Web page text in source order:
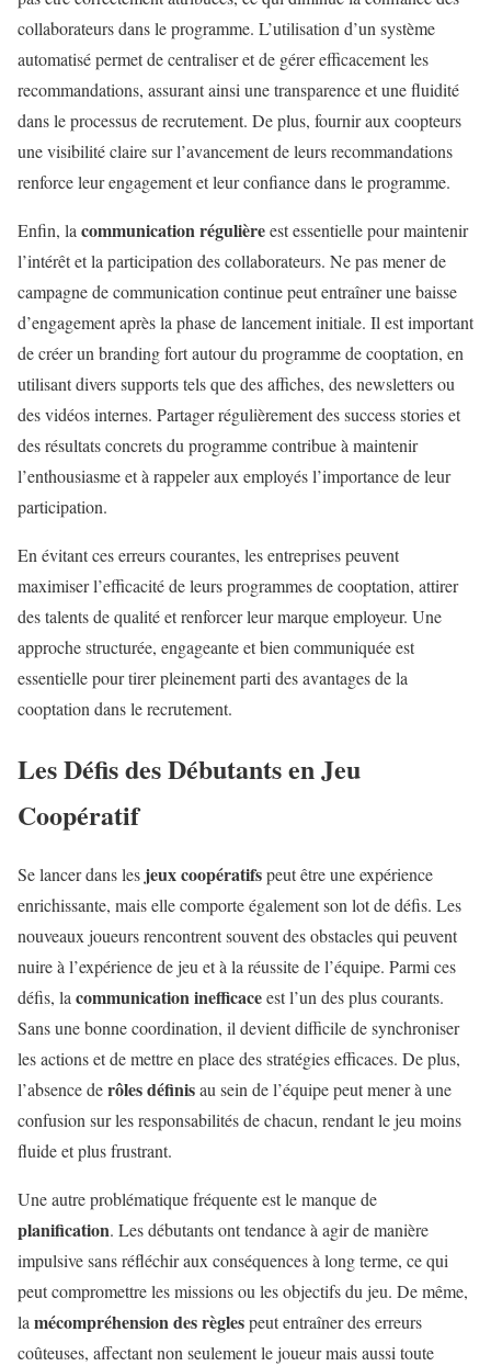
collaborateurs dans le programme. L’utilisation d’un système
automatisé permet de centraliser et de gérer efficacement les
recommandations, assurant ainsi une transparence et une fluidité
dans le processus de recrutement. De plus, fournir aux coopteurs
une visibilité claire sur l’avancement de leurs recommandations
renforce leur engagement et leur confiance dans le programme.
Enfin, la communication régulièreest essentielle pour maintenir
l’intérêt et la participation des collaborateurs. Ne pas mener de
campagne de communication continue peut entraîner une baisse
d’engagement après la phase de lancement initiale. Il est important
de créer un branding fort autour du programme de cooptation, en
utilisant divers supports tels que des affiches, des newsletters ou
des vidéos internes. Partager régulièrement des success stories et
des résultats concrets du programme contribue à maintenir
l’enthousiasme et à rappeler aux employés l’importance de leur
participation.
En évitant ces erreurs courantes, les entreprises peuvent
maximiser l’efficacité de leurs programmes de cooptation, attirer
des talents de qualité et renforcer leur marque employeur. Une
approche structurée, engageante et bien communiquée est
essentielle pour tirer pleinement parti des avantages de la
cooptation dans le recrutement.
Les Défis des Débutants en Jeu
Coopératif
Se lancer dans les jeux coopératifspeut être une expérience
enrichissante, mais elle comporte également son lot de défis. Les
nouveaux joueurs rencontrent souvent des obstacles qui peuvent
nuire à l’expérience de jeu et à la réussite de l’équipe. Parmi ces
défis, lacommunication inefficaceest l’un des plus courants.
Sans une bonne coordination, il devient difficile de synchroniser
les actions et de mettre en place des stratégies efficaces. De plus,
l’absence derôles définisau sein de l’équipe peut mener à une
confusion sur les responsabilités de chacun, rendant le jeu moins
fluide et plus frustrant.
Une autre problématique fréquente est le manque de
planification. Les débutants ont tendance à agir de manière
impulsive sans réfléchir aux conséquences à long terme, ce qui
peut compromettre les missions ou les objectifs du jeu. De même,
lamécompréhension des règlespeut entraîner des erreurs
coûteuses, affectant non seulement le joueur mais aussi toute